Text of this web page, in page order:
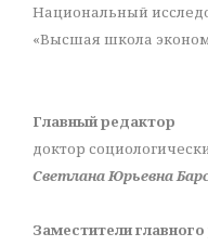
Национальный
«Высшая школа
Главный редактор
доктор
Светлана Юрьевна
Заместители